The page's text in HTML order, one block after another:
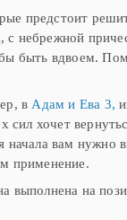
предстоит
небрежной
быть вдвоем.
в Адам и Ева 3,
хочет
вам нужно
применение.
на